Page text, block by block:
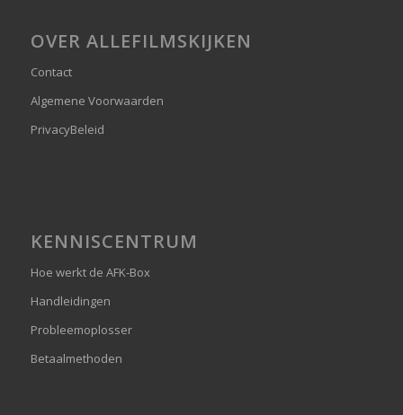
OVER ALLEFILMSKIJKEN
Contact
Algemene Voorwaarden
PrivacyBeleid
KENNISCENTRUM
Hoe werkt de AFK-Box
Handleidingen
Probleemoplosser
Betaalmethoden